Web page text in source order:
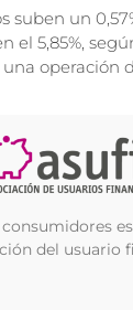
suben un
el 5,85%,
operación
del usuario